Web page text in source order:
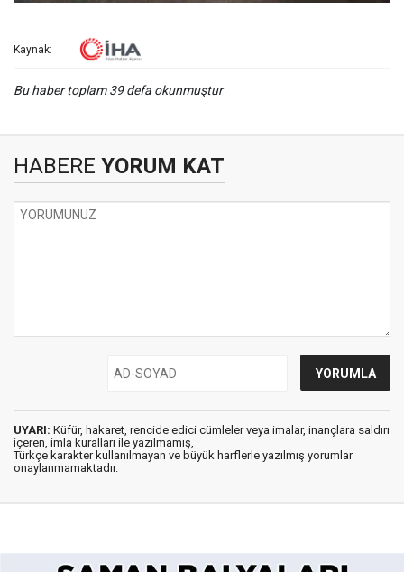
Kaynak:
Bu haber toplam 39 defa okunmuştur
HABERE YORUM KAT
UYARI: Küfür, hakaret, rencide edici cümleler veya imalar, inançlara saldırı
içeren, imla kuralları ile yazılmamış,
Türkçe karakter kullanılmayan ve büyük harflerle yazılmış yorumlar
onaylanmamaktadır.